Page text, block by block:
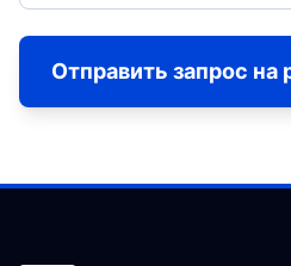
Отправить запрос на